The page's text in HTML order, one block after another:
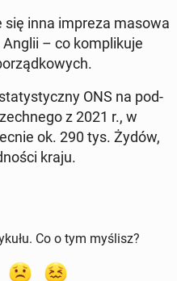
się inna impreza masowa
Anglii – co kom­pli­ku­je
ONS na pod­
z 2021 r., w
ok. 290 tys. Żydów,
kraju.
Co o tym myślisz?